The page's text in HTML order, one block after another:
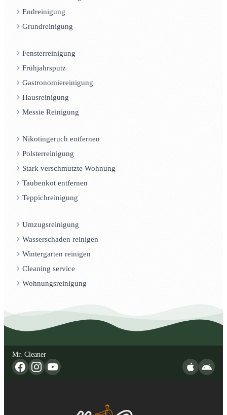
Endreinigung
Grundreinigung
Fensterreinigung
Frühjahrsputz
Gastronomiereinigung
Hausreinigung
Messie Reinigung
Nikotingeruch entfernen
Polsterreinigung
Stark verschmutzte Wohnung
Taubenkot entfernen
Teppichreinigung
Umzugsreinigung
Wasserschaden reinigen
Wintergarten reinigen
Cleaning service
Wohnungsreinigung
Mr. Cleaner